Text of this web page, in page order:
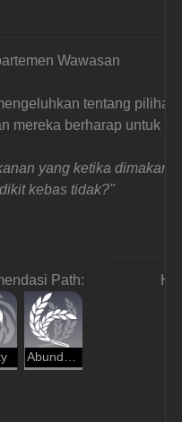
Wawasan
tentang
mereka berharap untuk
yang ketika dimakan
kebas tidak?"
Path: